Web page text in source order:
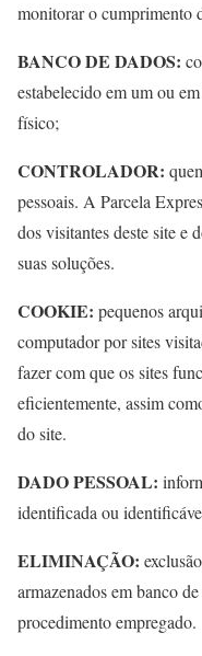
monitorar o cumprimento
BANCO DE DADOS:
estabelecido em um ou
físico;
CONTROLADOR:
pessoais. A Parcela
dos visitantes deste site e
suas soluções.
COOKIE: pequenos
computador por sites
fazer com que os sites
eficientemente, assim
do site.
DADO PESSOAL:
identificada ou
ELIMINAÇÃO:
armazenados em banco
procedimento empregado.